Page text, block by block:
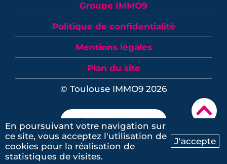
Ma recherche Contactez-nous
▾
Groupe IMMO9
Politique de confidentialité
Mentions légales
Plan du site
© Toulouse IMMO9 2026
Contactez-nous
En poursuivant votre navigation sur
ce site, vous acceptez l'utilisation de
cookies pour la réalisation de
statistiques de visites.
J'accepte